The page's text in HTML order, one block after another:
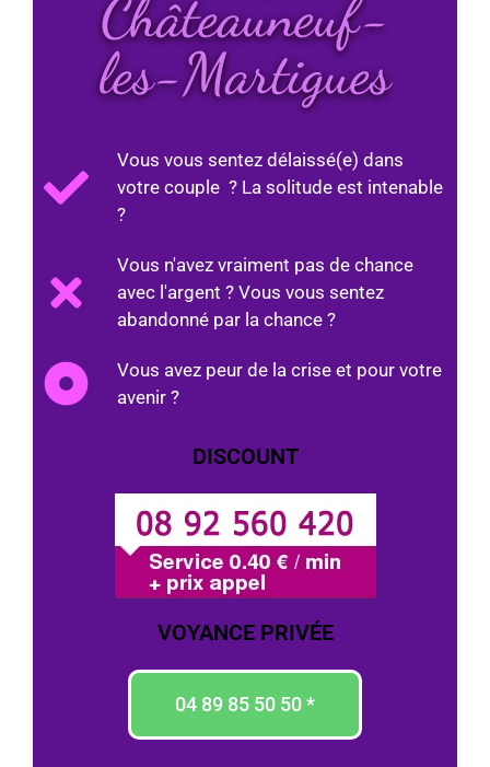
Châteauneuf-
les-Martigues
Vous vous sentez délaissé(e) dans
votre couple ? La solitude est intenable
?
Vous n'avez vraiment pas de chance
avec l'argent ? Vous vous sentez
abandonné par la chance ?
Vous avez peur de la crise et pour votre
avenir ?
DISCOUNT
VOYANCE PRIVÉE
04 89 85 50 50 *